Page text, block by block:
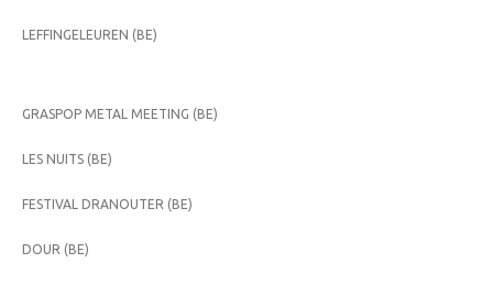
LEFFINGELEUREN (BE)
GRASPOP METAL MEETING (BE)
LES NUITS (BE)
FESTIVAL DRANOUTER (BE)
DOUR (BE)